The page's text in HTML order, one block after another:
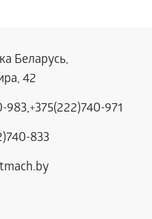
Беларусь,
42
983,+375(222)740-971
833